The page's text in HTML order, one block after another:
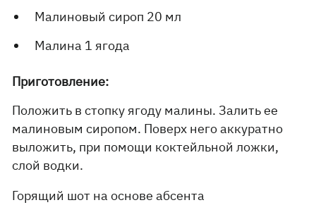
Малиновый сироп 20 мл
Малина 1 ягода
Приготовление:
Положить в стопку ягоду малины. Залить ее
малиновым сиропом. Поверх него аккуратно
выложить, при помощи коктейльной ложки,
слой водки.
Горящий шот на основе абсента